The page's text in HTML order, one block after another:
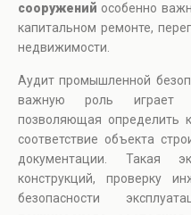
сооружений особенно
капитальном ремонте,
недвижимости.
Аудит промышленной
важную роль играет
позволяющая определить
соответствие объекта
документации. Такая
конструкций, проверку
безопасности